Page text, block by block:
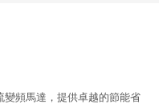
跨境優質選品不限金
變頻馬達，提供卓越的節能省